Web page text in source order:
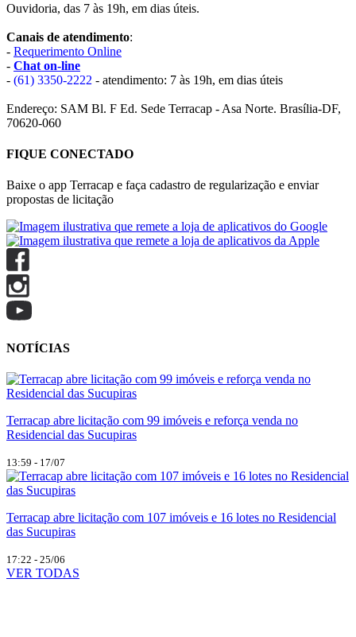
Ouvidoria, das 7 às 19h, em dias úteis.
Canais de atendimento:
- Requerimento Online
- Chat on-line
- (61) 3350-2222 - atendimento: 7 às 19h, em dias úteis
Endereço: SAM Bl. F Ed. Sede Terracap - Asa Norte. Brasília-DF,
70620-060
FIQUE CONECTADO
Baixe o app Terracap e faça cadastro de regularização e enviar
propostas de licitação
NOTÍCIAS
Terracap abre licitação com 99 imóveis e reforça venda no
Residencial das Sucupiras
13:59 - 17/07
Terracap abre licitação com 107 imóveis e 16 lotes no Residencial
das Sucupiras
17:22 - 25/06
VER TODAS